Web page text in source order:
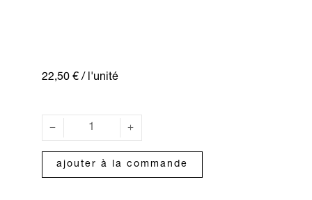
22,50 €/ l'unité
ajouter à la commande